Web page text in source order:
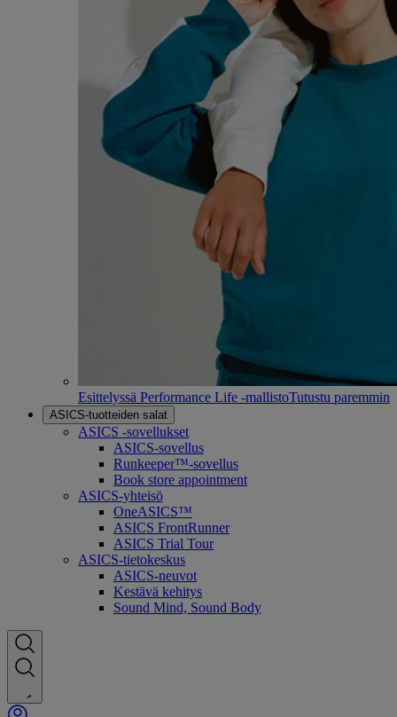
Esittelyssä Performance Life -mallistoTutustu paremmin
ASICS-tuotteiden salat
ASICS -sovellukset
ASICS-sovellus
Runkeeper™-sovellus
Book store appointment
ASICS-yhteisö
OneASICS™
ASICS FrontRunner
ASICS Trial Tour
ASICS-tietokeskus
ASICS-neuvot
Kestävä kehitys
Sound Mind, Sound Body